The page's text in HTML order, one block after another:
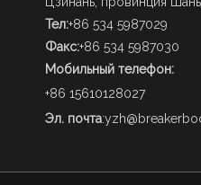
Тел:+86 534 5987029
Факс:+86 534 5987030
Мобильный телефон:
+86 15610128027
Эл. почта: